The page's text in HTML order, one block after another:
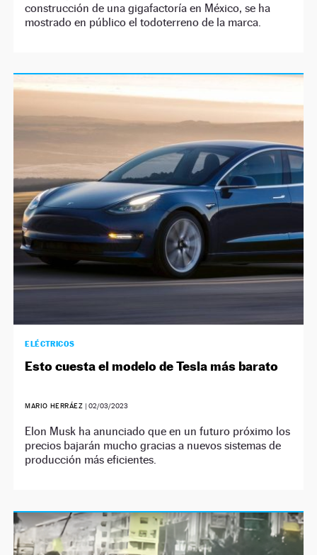
construcción de una gigafactoría en México, se ha
mostrado en público el todoterreno de la marca.
ELÉCTRICOS
Esto cuesta el modelo de Tesla más barato
MARIO HERRÁEZ | 02/03/2023
Elon Musk ha anunciado que en un futuro próximo los
precios bajarán mucho gracias a nuevos sistemas de
producción más eficientes.